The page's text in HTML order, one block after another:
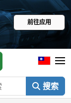
前往应用
搜索